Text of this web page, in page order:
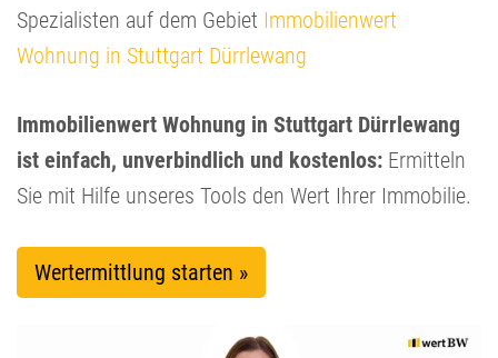
Spezialisten auf dem Gebiet Immobilienwert
Wohnung in Stuttgart Dürrlewang
Immobilienwert Wohnung in Stuttgart Dürrlewang
ist einfach, unverbindlich und kostenlos: Ermitteln
Sie mit Hilfe unseres Tools den Wert Ihrer Immobilie.
Wertermittlung starten »